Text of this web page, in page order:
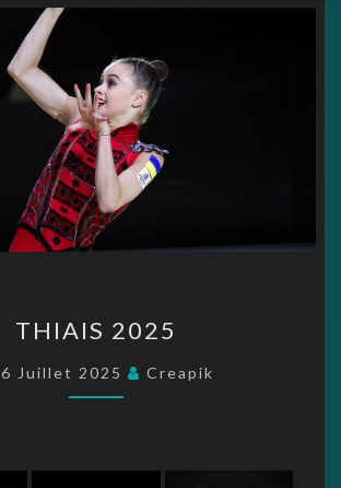
2025
THIAIS 2025
6 Juillet 2025 Creapik